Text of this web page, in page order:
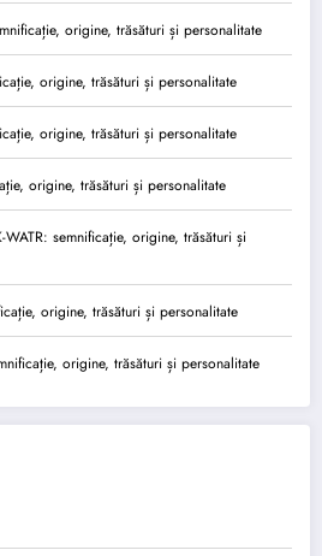
origine, trăsături și personalitate
origine, trăsături și personalitate
origine, trăsături și personalitate
origine, trăsături și personalitate
WATR: semnificație, origine, trăsături și
origine, trăsături și personalitate
origine, trăsături și personalitate